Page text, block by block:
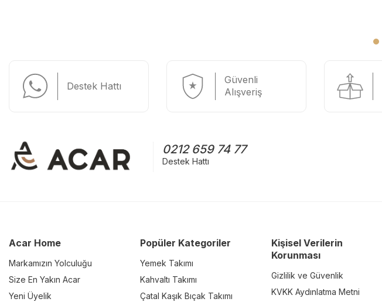
Destek Hattı
Güvenli
Alışveriş
0212 659 74 77
Destek Hattı
Acar Home
Markamızın Yolculuğu
Size En Yakın Acar
Yeni Üyelik
Popüler Kategoriler
Yemek Takımı
Kahvaltı Takımı
Çatal Kaşık Bıçak Takımı
Kişisel Verilerin
Korunması
Gizlilik ve Güvenlik
KVKK Aydınlatma Metni